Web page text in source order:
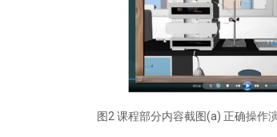
图2 课程部分内容截图(a) 正确操作